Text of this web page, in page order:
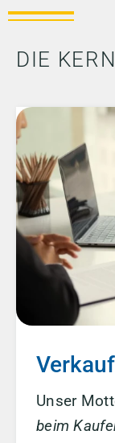
DIE
Verkauf
Unser
beim